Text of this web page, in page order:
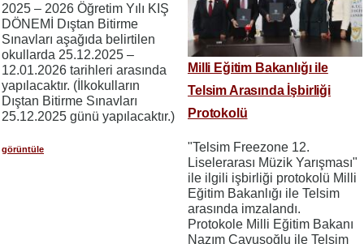
2025 – 2026 Öğretim Yılı KIŞ
DÖNEMİ Dıştan Bitirme
Sınavları aşağıda belirtilen
okullarda 25.12.2025 –
12.01.2026 tarihleri arasında
yapılacaktır. (İlkokulların
Dıştan Bitirme Sınavları
25.12.2025 günü yapılacaktır.)
görüntüle
Milli Eğitim Bakanlığı ile
Telsim Arasında İşbirliği
Protokolü
"Telsim Freezone 12.
Liselerarası Müzik Yarışması"
ile ilgili işbirliği protokolü Milli
Eğitim Bakanlığı ile Telsim
arasında imzalandı.
Protokole Milli Eğitim Bakanı
Nazım Çavuşoğlu ile Telsim